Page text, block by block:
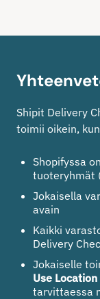
Shipit Delivery
toimii oikein,
Shopifyssa
tuoteryhmät
Jokaisella
avain
Kaikki
Delivery
Jokaiselle
Use Location
tarvittaessa